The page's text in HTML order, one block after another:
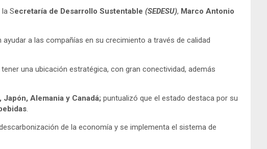
Secretaría de Desarrollo Sustentable (SEDESU), Marco Antonio
ayudar a las compañías en su crecimiento a través de calidad
una ubicación estratégica, con gran conectividad, además
Japón, Alemania y Canadá; puntualizó que el estado destaca por su
.
de la economía y se implementa el sistema de